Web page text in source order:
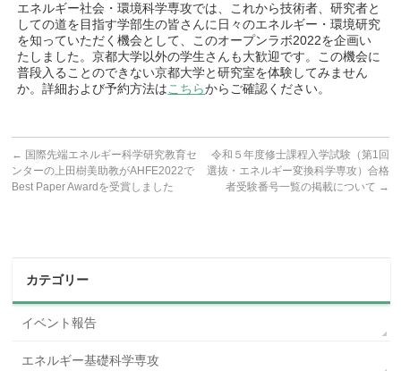
エネルギー社会・環境科学専攻では、これから技術者、研究者と
しての道を目指す学部生の皆さんに日々のエネルギー・環境研究
を知っていただく機会として、このオープンラボ2022を企画い
たしました。京都大学以外の学生さんも大歓迎です。この機会に
普段入ることのできない京都大学と研究室を体験してみません
か。詳細および予約方法はこちらからご確認ください。
← 国際先端エネルギー科学研究教育セ
ンターの上田樹美助教がAHFE2022で
Best Paper Awardを受賞しました
令和５年度修士課程入学試験（第1回
選抜・エネルギー変換科学専攻）合格
者受験番号一覧の掲載について →
カテゴリー
イベント報告
エネルギー基礎科学専攻